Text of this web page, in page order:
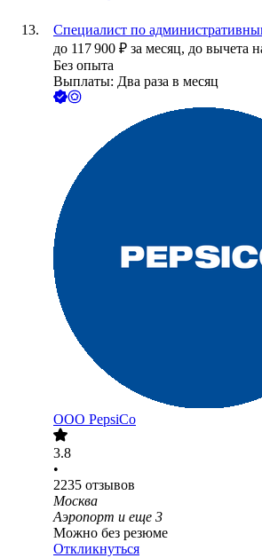
Специалист по
до 117 900 ₽ за месяц, до вычета
Без опыта
Выплаты: Два раза в месяц
ООО PepsiCo
3.8
•
2235 отзывов
Москва
Аэропорт и еще 3
Можно без резюме
Откликнуться